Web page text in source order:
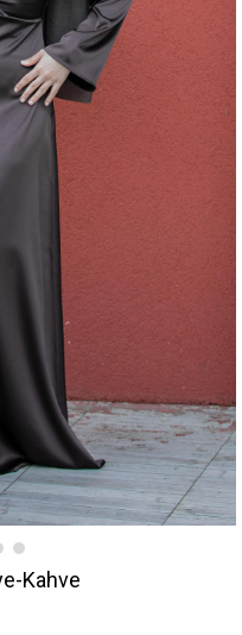
Kahve